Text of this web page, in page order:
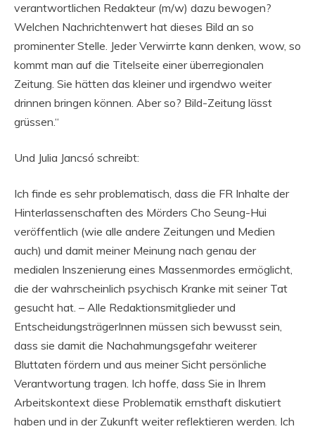
verantwortlichen Redakteur (m/w) dazu bewogen?
Welchen Nachrichtenwert hat dieses Bild an so
prominenter Stelle. Jeder Verwirrte kann denken, wow, so
kommt man auf die Titelseite einer überregionalen
Zeitung. Sie hätten das kleiner und irgendwo weiter
drinnen bringen können. Aber so? Bild-Zeitung lässt
grüssen.“
Und Julia Jancsó schreibt:
Ich finde es sehr problematisch, dass die FR Inhalte der
Hinterlassenschaften des Mörders Cho Seung-Hui
veröffentlich (wie alle andere Zeitungen und Medien
auch) und damit meiner Meinung nach genau der
medialen Inszenierung eines Massenmordes ermöglicht,
die der wahrscheinlich psychisch Kranke mit seiner Tat
gesucht hat. – Alle Redaktionsmitglieder und
EntscheidungsträgerInnen müssen sich bewusst sein,
dass sie damit die Nachahmungsgefahr weiterer
Bluttaten fördern und aus meiner Sicht persönliche
Verantwortung tragen. Ich hoffe, dass Sie in Ihrem
Arbeitskontext diese Problematik ernsthaft diskutiert
haben und in der Zukunft weiter reflektieren werden. Ich